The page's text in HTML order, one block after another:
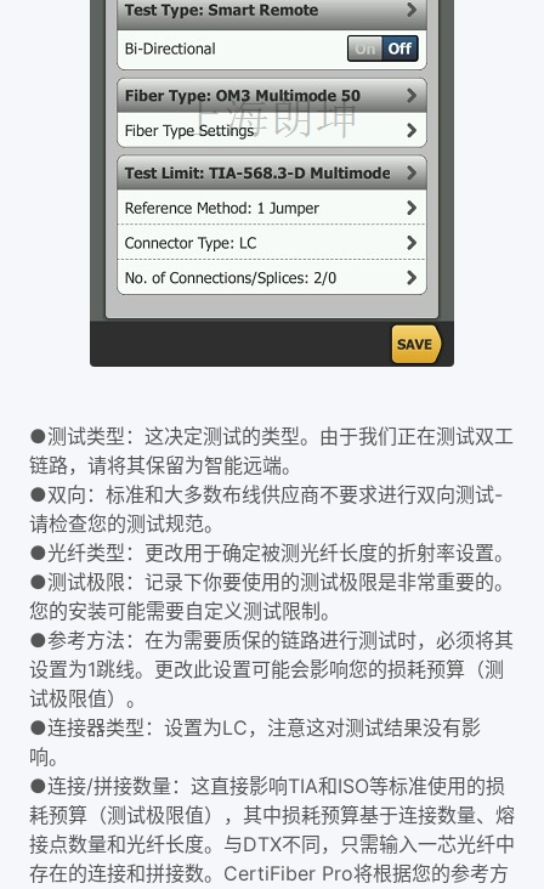
●测试类型：这决定测试的类型。由于我们正在测试双工
链路，请将其保留为智能远端。
●双向：标准和大多数布线供应商不要求进行双向测试-
请检查您的测试规范。
●光纤类型：更改用于确定被测光纤长度的折射率设置。
●测试极限：记录下你要使用的测试极限是非常重要的。
您的安装可能需要自定义测试限制。
●参考方法：在为需要质保的链路进行测试时，必须将其
设置为1跳线。更改此设置可能会影响您的损耗预算（测
试极限值）。
●连接器类型：设置为LC，注意这对测试结果没有影
响。
●连接/拼接数量：这直接影响TIA和ISO等标准使用的损
耗预算（测试极限值），其中损耗预算基于连接数量、熔
接点数量和光纤长度。与DTX不同，只需输入一芯光纤中
存在的连接和拼接数。CertiFiber Pro将根据您的参考方